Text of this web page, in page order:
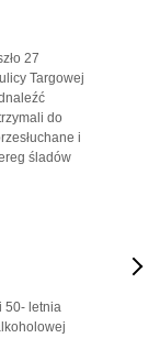
27
Targowej
do
i
śladów
50- letnia